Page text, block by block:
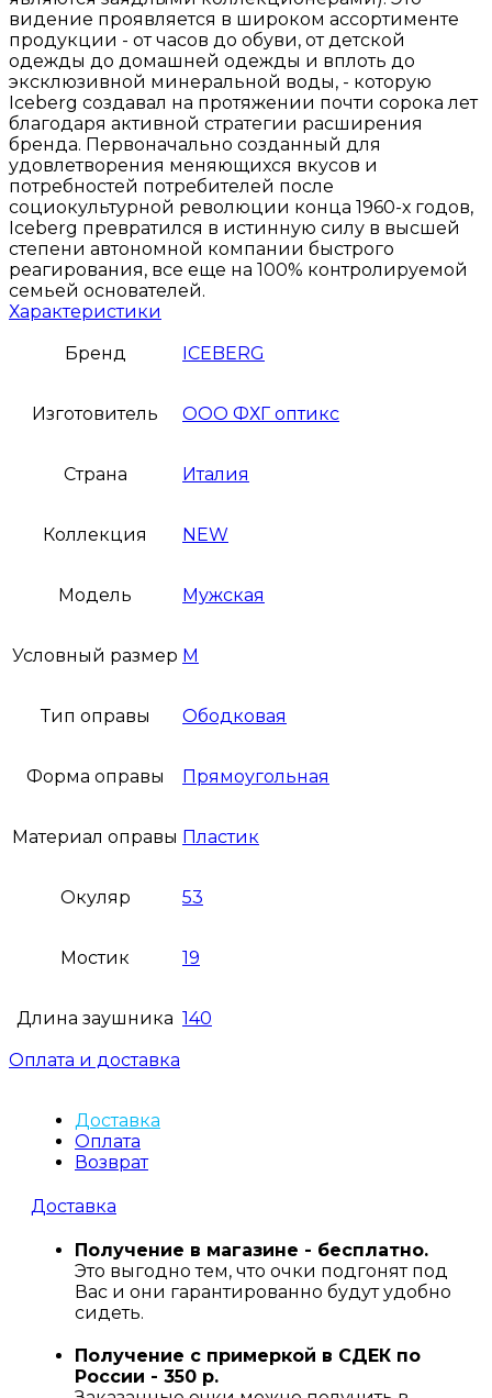
видение проявляется в широком ассортименте
продукции - от часов до обуви, от детской
одежды до домашней одежды и вплоть до
эксклюзивной минеральной воды, - которую
Iceberg создавал на протяжении почти сорока лет
благодаря активной стратегии расширения
бренда. Первоначально созданный для
удовлетворения меняющихся вкусов и
потребностей потребителей после
социокультурной революции конца 1960-х годов,
Iceberg превратился в истинную силу в высшей
степени автономной компании быстрого
реагирования, все еще на 100% контролируемой
семьей основателей.
Характеристики
Бренд
ICEBERG
Изготовитель ООО ФХГ оптикс
Страна Италия
Коллекция NEW
Модель Мужская
Условный размер M
Тип оправы Ободковая
Форма оправы Прямоугольная
Материал оправы Пластик
Окуляр 53
Мостик 19
Длина заушника 140
Оплата и доставка
Доставка
Оплата
Возврат
Доставка
Получение в магазине - бесплатно.
Это выгодно тем, что очки подгонят под
Вас и они гарантированно будут удобно
сидеть.
Получение с примеркой в СДЕК по
России - 350 р.